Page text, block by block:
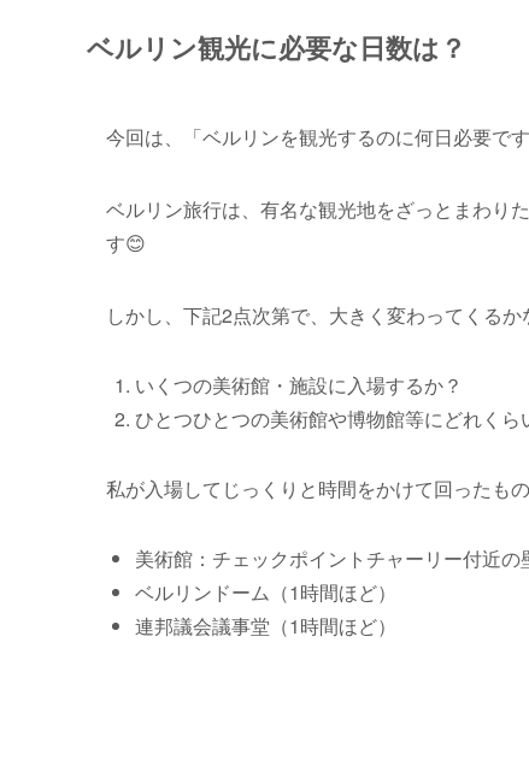
ベルリン観光に必要な日数は？
今回は、「ベルリンを観光するのに何日必要で
ベルリン旅行は、 有名な観光地をざっとまわり
す😊
しかし、下記2点次第で、大きく変わってくるか
いくつの美術館・施設に入場するか？
ひとつひとつの美術館や博物館等にどれくら
私が入場してじっくりと時間をかけて回ったもの
美術館：チェックポイントチャーリー付近の
ベルリンドーム（1時間ほど）
連邦議会議事堂（1時間ほど）